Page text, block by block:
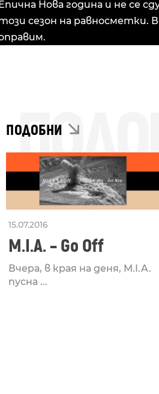
Нова година и не се
сезон на равносметки.
ПОДОБНИ
15.07.2016
M.I.A. – Go Off
Вчера, в края на деня, M.I.A.
пусна ...